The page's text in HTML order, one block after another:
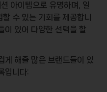
아이템으로 유명하며, 일
수 있는 기회를 제공합니
이 있어 다양한 선택을 할
게 해줄 많은 브랜드들이 있
입니다: